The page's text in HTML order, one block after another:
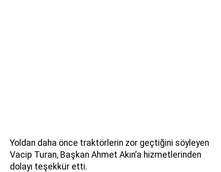
Yoldan daha önce traktörlerin zor geçtiğini söyleyen
Vacip Turan, Başkan Ahmet Akın’a hizmetlerinden
dolayı teşekkür etti.